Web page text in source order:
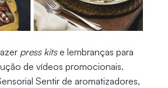
press kitse lembranças para
de vídeos promocionais.
Sentir de aromatizadores,